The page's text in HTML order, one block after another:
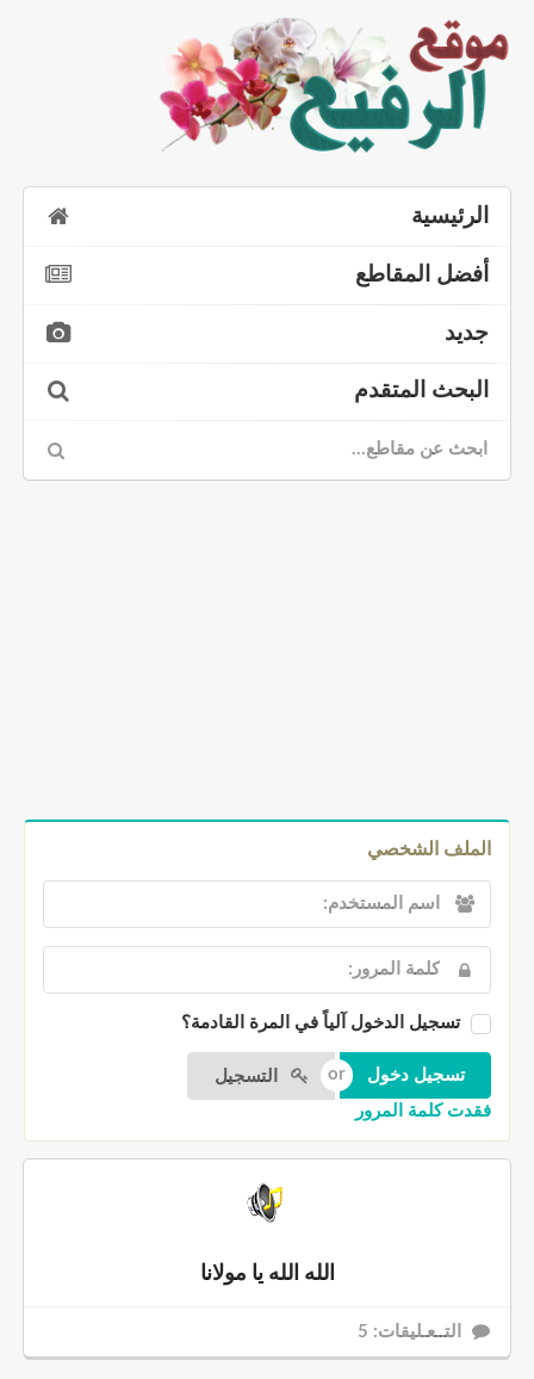
الرئيسية
أفضل المقاطع
جديد
البحث المتقدم
الملف الشخصي
تسجيل الدخول آلياً في المرة القادمة؟
التسجيل
فقدت كلمة المرور
الله الله يا مولانا
التــعـليقات: 5